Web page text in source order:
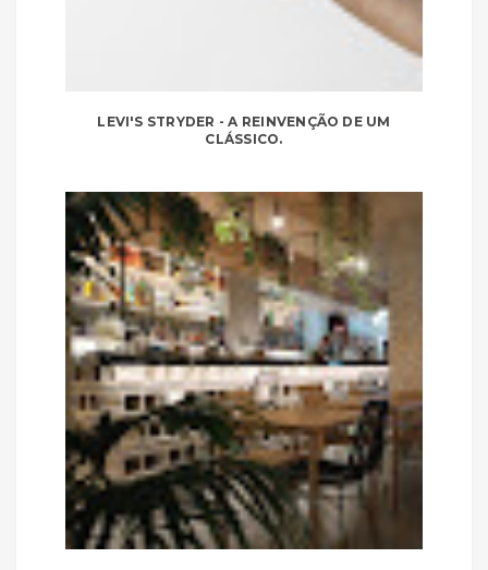
LEVI'S STRYDER - A REINVENÇÃO DE UM
CLÁSSICO.